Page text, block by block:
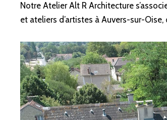
Notre Atelier Alt R Architecture
et ateliers d’artistes à Auvers-sur-